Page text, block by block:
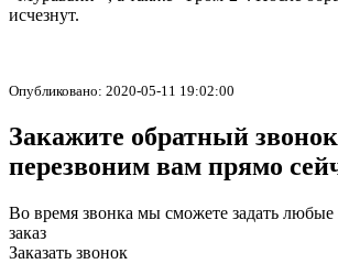
исчезнут.
Опубликовано: 2020-05-11 19:02:00
Закажите обратный
перезвоним вам прямо
Во время звонка мы сможете задать любые
заказ
Заказать звонок